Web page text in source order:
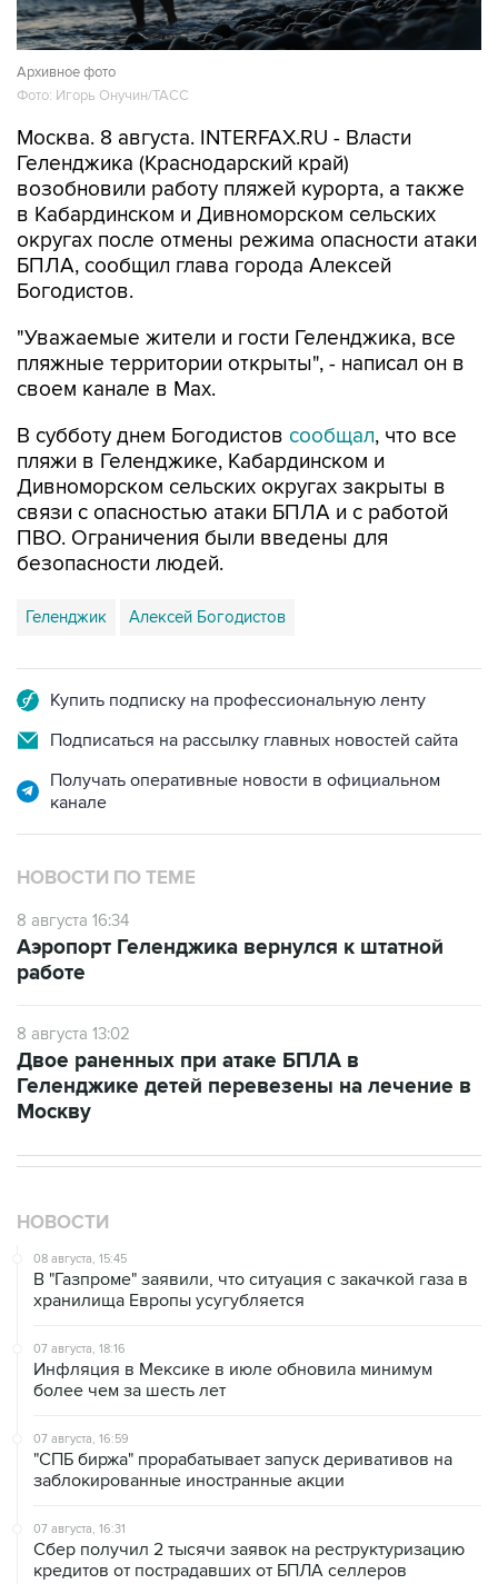
Архивное фото
Фото: Игорь Онучин/ТАСС
Москва. 8 августа. INTERFAX.RU - Власти
Геленджика (Краснодарский край)
возобновили работу пляжей курорта, а также
в Кабардинском и Дивноморском сельских
округах после отмены режима опасности атаки
БПЛА, сообщил глава города Алексей
Богодистов.
"Уважаемые жители и гости Геленджика, все
пляжные территории открыты", - написал он в
своем канале в Max.
В субботу днем Богодистов сообщал, что все
пляжи в Геленджике, Кабардинском и
Дивноморском сельских округах закрыты в
связи с опасностью атаки БПЛА и с работой
ПВО. Ограничения были введены для
безопасности людей.
Геленджик Алексей Богодистов
Купить подписку на профессиональную ленту
Подписаться на рассылку главных новостей сайта
Получать оперативные новости в официальном
канале
НОВОСТИ ПО ТЕМЕ
8 августа 16:34
Аэропорт Геленджика вернулся к штатной
работе
8 августа 13:02
Двое раненных при атаке БПЛА в
Геленджике детей перевезены на лечение в
Москву
НОВОСТИ
08 августа, 15:45
В "Газпроме" заявили, что ситуация с закачкой газа в
хранилища Европы усугубляется
07 августа, 18:16
Инфляция в Мексике в июле обновила минимум
более чем за шесть лет
07 августа, 16:59
"СПБ биржа" прорабатывает запуск деривативов на
заблокированные иностранные акции
07 августа, 16:31
Сбер получил 2 тысячи заявок на реструктуризацию
кредитов от пострадавших от БПЛА селлеров